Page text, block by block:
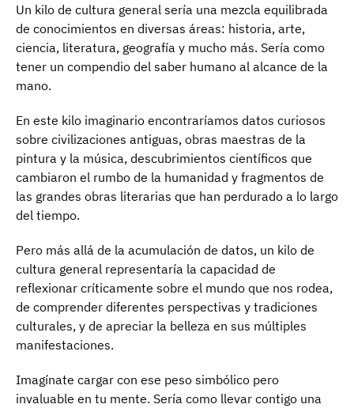
Un kilo de cultura general sería una mezcla equilibrada
de conocimientos en diversas áreas: historia, arte,
ciencia, literatura, geografía y mucho más. Sería como
tener un compendio del saber humano al alcance de la
mano.
En este kilo imaginario encontraríamos datos curiosos
sobre civilizaciones antiguas, obras maestras de la
pintura y la música, descubrimientos científicos que
cambiaron el rumbo de la humanidad y fragmentos de
las grandes obras literarias que han perdurado a lo largo
del tiempo.
Pero más allá de la acumulación de datos, un kilo de
cultura general representaría la capacidad de
reflexionar críticamente sobre el mundo que nos rodea,
de comprender diferentes perspectivas y tradiciones
culturales, y de apreciar la belleza en sus múltiples
manifestaciones.
Imagínate cargar con ese peso simbólico pero
invaluable en tu mente. Sería como llevar contigo una